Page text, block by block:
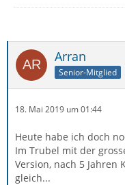
Arran
Senior-Mitglied
18. Mai 2019 um 01:44
Heute habe ich doch
Im Trubel mit der
Version, nach 5 Jahren
gleich...